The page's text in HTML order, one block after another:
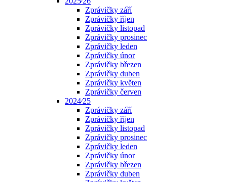
Zprávičky září
Zprávičky říjen
Zprávičky listopad
Zprávičky prosinec
Zprávičky leden
Zprávičky únor
Zprávičky březen
Zprávičky duben
Zprávičky květen
Zprávičky červen
2024⁄25
Zprávičky září
Zprávičky říjen
Zprávičky listopad
Zprávičky prosinec
Zprávičky leden
Zprávičky únor
Zprávičky březen
Zprávičky duben